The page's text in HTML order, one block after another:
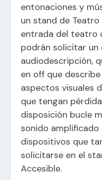
entonaciones y
un stand de
entrada del teatro
podrán solicitar
audiodescripción,
en off que
aspectos visuales
que tengan
disposición bucle
sonido amplificado
dispositivos que
solicitarse en el
Accesible.